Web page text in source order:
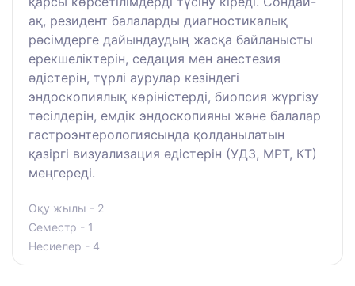
ақ, резидент балаларды диагностикалық
рәсімдерге дайындаудың жасқа байланысты
ерекшеліктерін, седация мен анестезия
әдістерін, түрлі аурулар кезіндегі
эндоскопиялық көріністерді, биопсия жүргізу
тәсілдерін, емдік эндоскопияны және балалар
гастроэнтерологиясында қолданылатын
қазіргі визуализация әдістерін (УДЗ, МРТ, КТ)
меңгереді.
Оқу жылы - 2
Семестр - 1
Несиелер - 4